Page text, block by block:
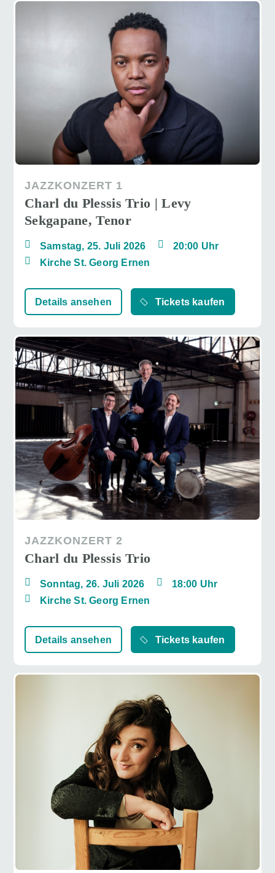
JAZZKONZERT 1
Charl du Plessis Trio | Levy
Sekgapane, Tenor
Samstag, 25. Juli 2026
20:00 Uhr
Kirche St. Georg Ernen
Details ansehen Tickets kaufen
JAZZKONZERT 2
Charl du Plessis Trio
Sonntag, 26. Juli 2026
18:00 Uhr
Kirche St. Georg Ernen
Details ansehen Tickets kaufen